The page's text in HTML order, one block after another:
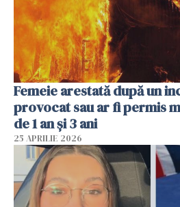
Femeie arestată după un
provocat sau ar fi permis
de 1 an și 3 ani
25 APRILIE 2026